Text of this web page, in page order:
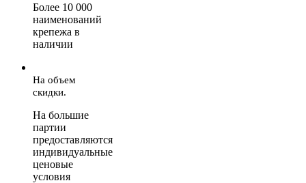
Более 10 000
наименований
крепежа в
наличии
На объем
скидки.
На большие
партии
предоставляются
индивидуальные
ценовые
условия